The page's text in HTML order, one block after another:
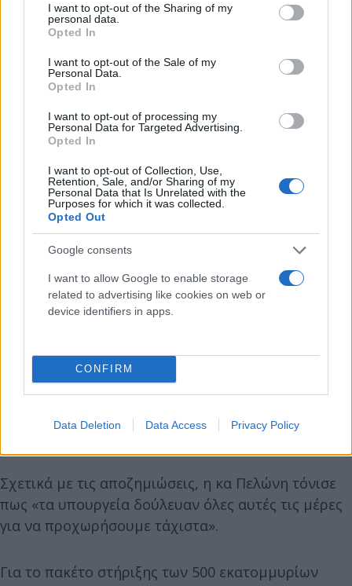
not limited to your visit or usage behaviour. You may click to
grant or deny consent to Google and its third-party tags to
use your data for below specified purposes in below Google
consent section.
I want to opt-out of the Sharing of my
personal data.
Opted In
I want to opt-out of the Sale of my
Personal Data.
Opted In
I want to opt-out of processing my
Personal Data for Targeted Advertising.
Opted In
I want to opt-out of Collection, Use,
Retention, Sale, and/or Sharing of my
Personal Data that Is Unrelated with the
Purposes for which it was collected.
Opted Out
Google consents
I want to allow Google to enable storage
related to advertising like cookies on web or
device identifiers in apps.
CONFIRM
Data Deletion Data Access Privacy Policy
Σχετικά με τις αποζημιώσεις, η κα Πελώνη τόνισε
πως «τα υπουργεία δούλευαν όλες αυτές τις μέρες
για να προχωρήσουμε τάχιστα».
Για το πακέτο στήριξης των 500 εκατομμυρίων